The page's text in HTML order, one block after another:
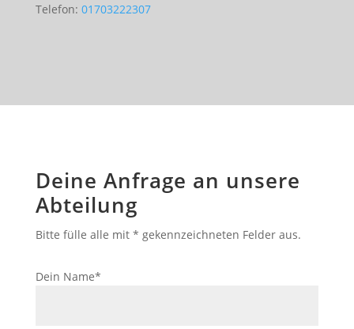
Telefon: 01703222307
Deine Anfrage an unsere
Abteilung
Bitte fülle alle mit * gekennzeichneten Felder aus.
Dein Name*